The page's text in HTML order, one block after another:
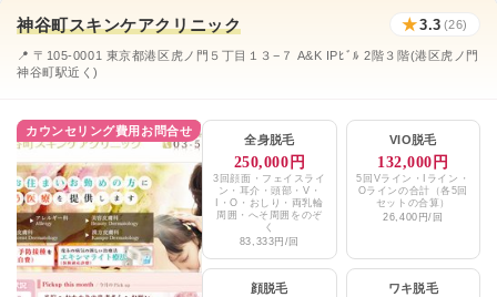
神谷町スキンケアクリニック ★3.3 (26)
📍 〒105-0001 東京都港区虎ノ門５丁目１３−７ A&K IPﾋﾞﾙ 2階３階(港区虎ノ門
神谷町駅近く)
カウンセリング費用お問合せ
全身脱毛
250,000円
3回顔面・フェイスライ
ン・耳介・頭部・V・
I・O・おしり・両乳輪
周囲・へそ周囲をのぞ
く
83,333円/回
VIO脱毛
132,000円
5回Vライン・Iライン・
Oラインの合計（各5回
セットの合算）
26,400円/回
顔脱毛 ワキ脱毛